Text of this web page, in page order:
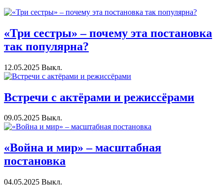
«Три сестры» – почему эта постановка
так популярна?
12.05.2025 Выкл.
Встречи с актёрами и режиссёрами
09.05.2025 Выкл.
«Война и мир» – масштабная
постановка
04.05.2025 Выкл.